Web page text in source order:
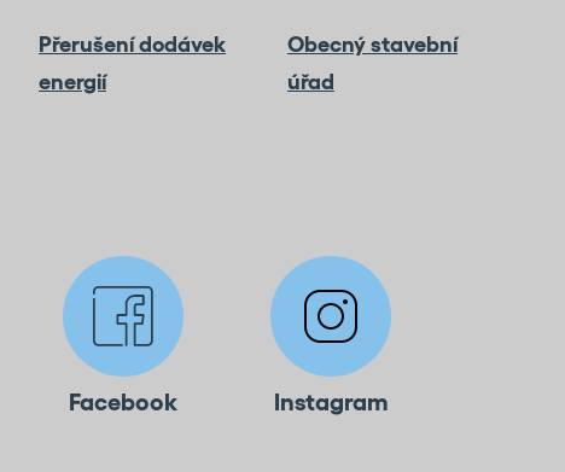
Přerušení dodávek
energií
Obecný stavební
úřad
Facebook Instagram